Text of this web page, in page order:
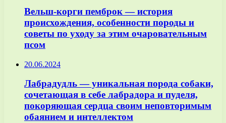
Вельш-корги пемброк — история
происхождения, особенности породы и
советы по уходу за этим очаровательным
псом
20.06.2024
Лабрадудль — уникальная порода собаки,
сочетающая в себе лабрадора и пуделя,
покоряющая сердца своим неповторимым
обаянием и интеллектом